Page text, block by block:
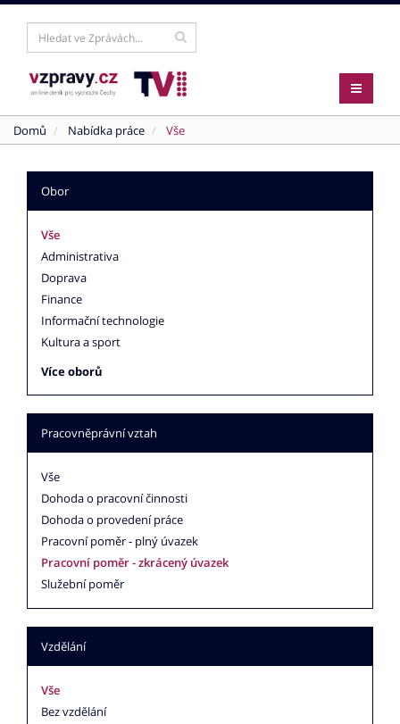
Domů Nabídka práce Vše
Obor
Vše
Administrativa
Doprava
Finance
Informační technologie
Kultura a sport
Více oborů
Pracovněprávní vztah
Vše
Dohoda o pracovní činnosti
Dohoda o provedení práce
Pracovní poměr - plný úvazek
Pracovní poměr - zkrácený úvazek
Služební poměr
Vzdělání
Vše
Bez vzdělání